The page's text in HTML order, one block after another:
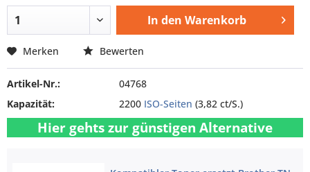
In den Warenkorb
Merken Bewerten
Artikel-Nr.:
04768
Kapazität:
2200 ISO-Seiten (3,82 ct/S.)
Hier gehts zur günstigen Alternative